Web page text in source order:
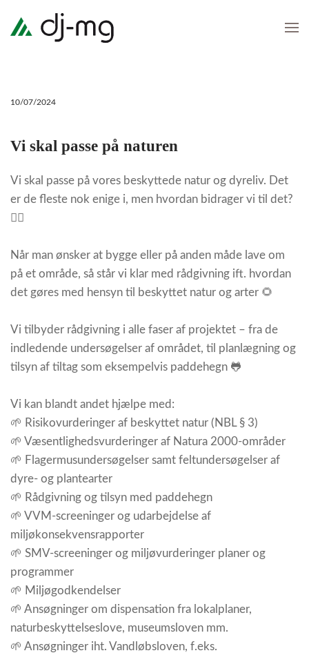
Skip
10/07/2024
Vi skal passe på naturen
Vi skal passe på vores beskyttede natur og dyreliv. Det
er de fleste nok enige i, men hvordan bidrager vi til det?
🤷‍♀️
Når man ønsker at bygge eller på anden måde lave om
på et område, så står vi klar med rådgivning ift. hvordan
det gøres med hensyn til beskyttet natur og arter 🌻
Vi tilbyder rådgivning i alle faser af projektet – fra de
indledende undersøgelser af området, til planlægning og
tilsyn af tiltag som eksempelvis paddehegn 🐸
Vi kan blandt andet hjælpe med:
🌱 Risikovurderinger af beskyttet natur (NBL § 3)
🌱 Væsentlighedsvurderinger af Natura 2000-områder
🌱 Flagermusundersøgelser samt feltundersøgelser af
dyre- og plantearter
🌱 Rådgivning og tilsyn med paddehegn
🌱 VVM-screeninger og udarbejdelse af
miljøkonsekvensrapporter
🌱 SMV-screeninger og miljøvurderinger planer og
programmer
🌱 Miljøgodkendelser
🌱 Ansøgninger om dispensation fra lokalplaner,
naturbeskyttelseslove, museumsloven mm.
🌱 Ansøgninger iht. Vandløbsloven, f.eks.